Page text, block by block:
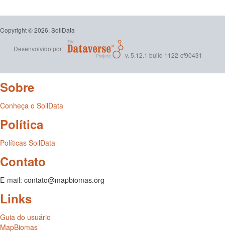
Copyright © 2026, SoilData
Desenvolvido por
v. 5.12.1 build 1122-cf90431
Sobre
Conheça o SoilData
Política
Políticas SoilData
Contato
E-mail: contato@mapbiomas.org
Links
Guia do usuário
MapBiomas